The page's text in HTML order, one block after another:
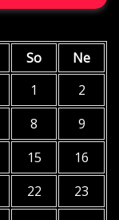
So
Ne
1
2
8
9
15
16
22
23